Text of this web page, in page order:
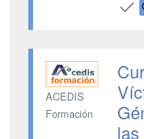
ACEDIS
Formación